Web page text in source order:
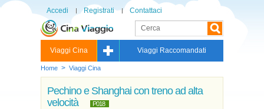
Accedi Registrati Contattaci
Viaggi Cina Viaggi Raccomandati
Home > Viaggi Cina
Pechino e Shanghai con treno ad alta
velocità
P018